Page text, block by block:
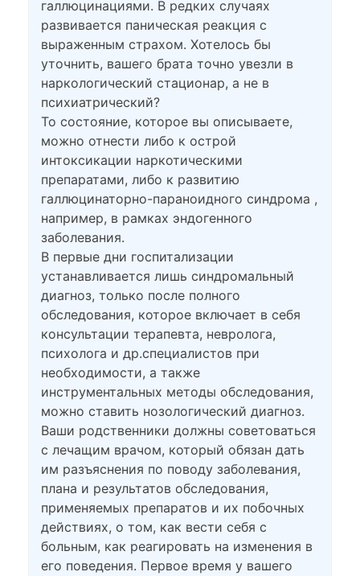
галлюцинациями. В редких случаях
развивается паническая реакция с
выраженным страхом. Хотелось бы
уточнить, вашего брата точно увезли в
наркологический стационар, а не в
психиатрический?
То состояние, которое вы описываете,
можно отнести либо к острой
интоксикации наркотическими
препаратами, либо к развитию
галлюцинаторно-параноидного синдрома ,
например, в рамках эндогенного
заболевания.
В первые дни госпитализации
устанавливается лишь синдромальный
диагноз, только после полного
обследования, которое включает в себя
консультации терапевта, невролога,
психолога и др.специалистов при
необходимости, а также
инструментальных методы обследования,
можно ставить нозологический диагноз.
Ваши родственники должны советоваться
с лечащим врачом, который обязан дать
им разъяснения по поводу заболевания,
плана и результатов обследования,
применяемых препаратов и их побочных
действиях, о том, как вести себя с
больным, как реагировать на изменения в
его поведения. Первое время у вашего